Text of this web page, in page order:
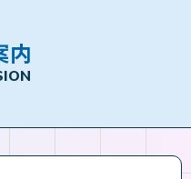
舎
内
ION